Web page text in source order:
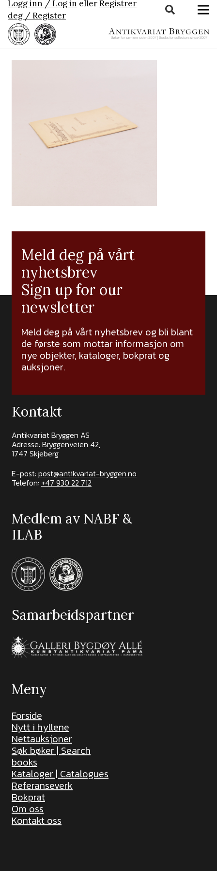
Logg inn / Log in ellerRegistrer
deg / Register
Meld deg på vårt
nyhetsbrev
Sign up for our
newsletter
Meld deg på vårt nyhetsbrev og bli blant
de første som mottar informasjon om
nye objekter, kataloger, bokprat og
auksjoner.
Kontakt
Antikvariat Bryggen AS
Adresse: Bryggenveien 42,
1747 Skjeberg
E-post: post@antikvariat-bryggen.no
Telefon: +47 930 22 712
Medlem av NABF &
ILAB
Samarbeidspartner
Meny
Forside
Nytt i hyllene
Nettauksjoner
Søk bøker | Search
books
Kataloger | Catalogues
Referanseverk
Bokprat
Om oss
Kontakt oss